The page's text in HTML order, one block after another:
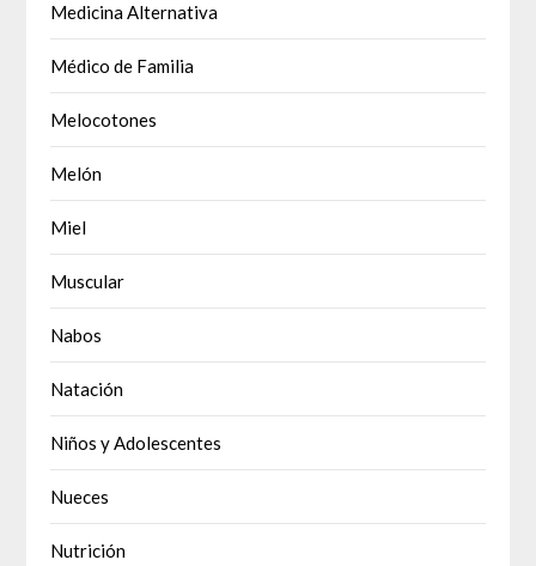
Medicina Alternativa
Médico de Familia
Melocotones
Melón
Miel
Muscular
Nabos
Natación
Niños y Adolescentes
Nueces
Nutrición